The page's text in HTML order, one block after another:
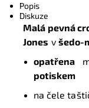
Popis
Diskuze
Malá pevná
Jones v šedo-
opatřena
potiskem
na čele